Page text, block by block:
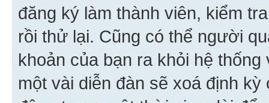
đăng ký làm thành viên, kiểm
rồi thử lại. Cũng có thể người
khoản của bạn ra khỏi hệ
một vài diễn đàn sẽ xoá định